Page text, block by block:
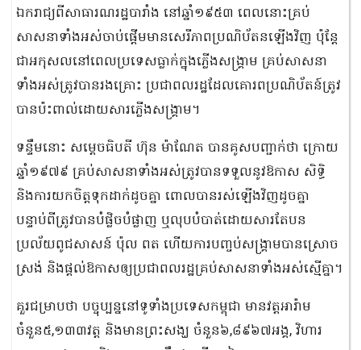
ឯករាជ្យពីសាធារណរដ្ឋបារាំង នៅឆ្នាំ១៩៥៣ ពេលនោះគ្រប់
សាសនាទាំងអស់ចាប់ផ្ដើមមានសេរីភាពប្រណិប័តនឡើងវិញ ប៉ុន្ដែ
ជាអកុសលនៅពេលប្រទេសធ្លាក់ក្នុងភ្លើងសង្គ្រាម គ្រប់សាសនា
ទាំងអស់ត្រូវបានរងគ្រោះ ប្រជាពលរដ្ឋដែលគោរពប្រណិប័តន៍ត្រូវ
បានប៉ះពាល់ដោយសារភ្លើងសង្គ្រាម។
ទន្ទឹមនោះ សម្ដេចធិបតី ហ៊ុន ម៉ាណែត បានគូសបញ្ជាក់ថា ក្រោយ
ឆ្នាំ១៩៧៩ គ្រប់សាសនាទាំងអស់ត្រូវបានទទួលនូវឱកាស សិទ្ធិ
និងការយកចិត្តទុកដាក់ដូចគ្នា ពោលបានរស់ឡើងវិញដូចគ្នា
បន្ទាប់ពីត្រូវបានបំផ្លិចបំផ្លាញ ឬលុបបំបាត់ដោយសារតែបន
ប្រល័យពូជសាសន៍ ប៉ុល ពត ហើយការបញ្ចប់សង្គ្រាមបានស្រោច
ស្រង់ និងផ្ដល់ឱកាសឲ្យប្រជាពលរដ្ឋគ្រប់សាសនាទាំងអស់ស្មើគ្នា។
គួរជម្រាបថា បច្ចុប្បន្ននៅទូទាំងប្រទេសកម្ពុជា មានវត្តអារ៉ាម
ចំនួន៥,១៣៣វត្ត និងមានព្រះសង្ឃ ចំនួន៦,៨៩៦៧អង្គ, វិហារ